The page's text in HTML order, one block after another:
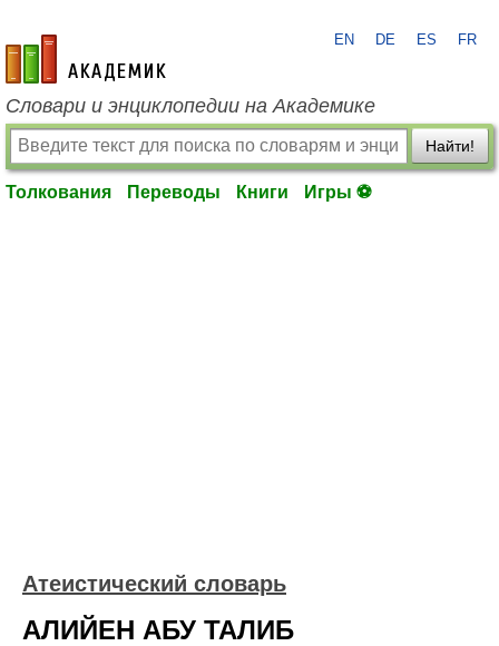
academic.ru
EN DE ES FR
Словари и энциклопедии на Академике
Найти!
Толкования Переводы Книги Игры ⚽
Атеистический словарь
АЛИЙЕН АБУ ТАЛИБ